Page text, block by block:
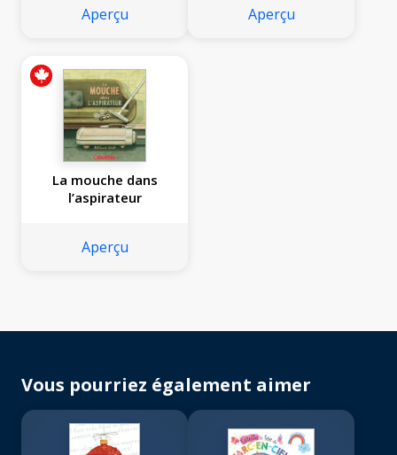
Aperçu Aperçu
La mouche dans
l’aspirateur
Aperçu
Vous pourriez également aimer